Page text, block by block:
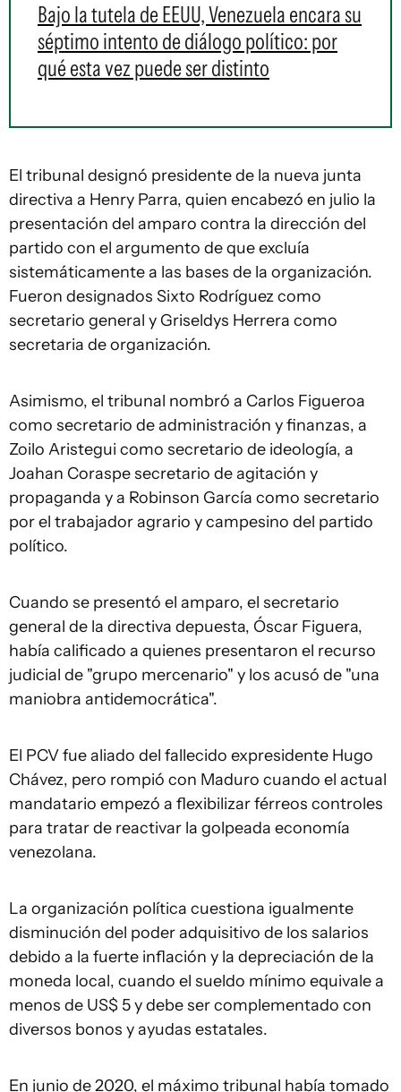
Bajo la tutela de EEUU, Venezuela encara su
séptimo intento de diálogo político: por
qué esta vez puede ser distinto
El tribunal designó presidente de la nueva junta
directiva a Henry Parra, quien encabezó en julio la
presentación del amparo contra la dirección del
partido con el argumento de que excluía
sistemáticamente a las bases de la organización.
Fueron designados Sixto Rodríguez como
secretario general y Griseldys Herrera como
secretaria de organización.
Asimismo, el tribunal nombró a Carlos Figueroa
como secretario de administración y finanzas, a
Zoilo Aristegui como secretario de ideología, a
Joahan Coraspe secretario de agitación y
propaganda y a Robinson García como secretario
por el trabajador agrario y campesino del partido
político.
Cuando se presentó el amparo, el secretario
general de la directiva depuesta, Óscar Figuera,
había calificado a quienes presentaron el recurso
judicial de "grupo mercenario" y los acusó de "una
maniobra antidemocrática".
El PCV fue aliado del fallecido expresidente Hugo
Chávez, pero rompió con Maduro cuando el actual
mandatario empezó a flexibilizar férreos controles
para tratar de reactivar la golpeada economía
venezolana.
La organización política cuestiona igualmente
disminución del poder adquisitivo de los salarios
debido a la fuerte inflación y la depreciación de la
moneda local, cuando el sueldo mínimo equivale a
menos de US$ 5 y debe ser complementado con
diversos bonos y ayudas estatales.
En junio de 2020, el máximo tribunal había tomado